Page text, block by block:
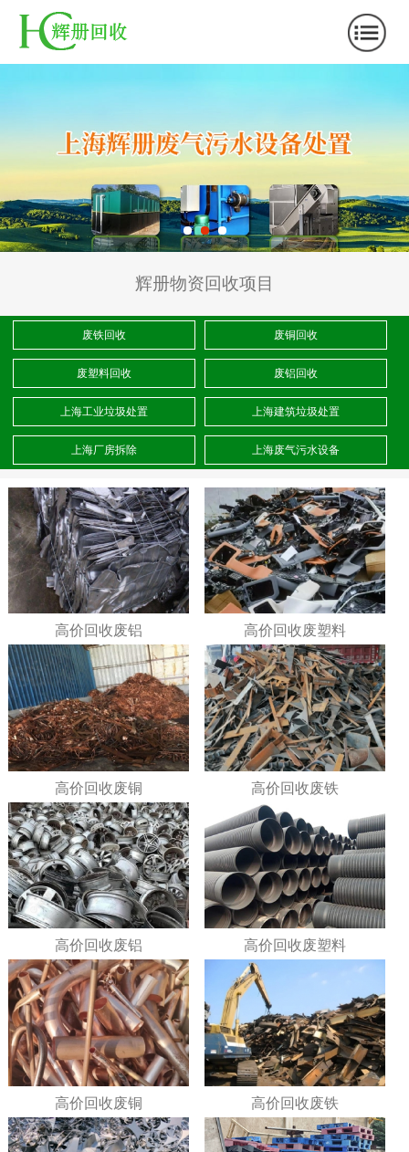
辉册物资回收项目
废铁回收 废铜回收
废塑料回收 废铝回收
上海工业垃圾处置 上海建筑垃圾处置
上海厂房拆除 上海废气污水设备
高价回收废铝 高价回收废塑料
高价回收废铜 高价回收废铁
高价回收废铝 高价回收废塑料
高价回收废铜 高价回收废铁